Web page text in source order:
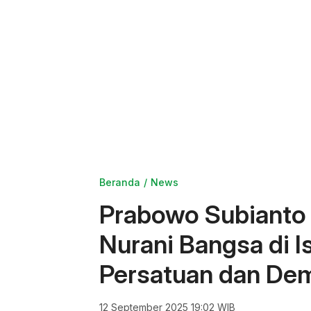
Beranda News
Prabowo
Nurani Bangsa di
Persatuan dan
12 September 2025 19:02 WIB